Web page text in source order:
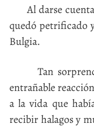
Al darse cuenta
quedó petrificado
Bulgia.
Tan
entrañable
a la vida que
recibir halagos y